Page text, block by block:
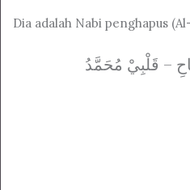
Dia adalah Nabi penghapus
– قَلْبِيْ مُحَمَّدُ